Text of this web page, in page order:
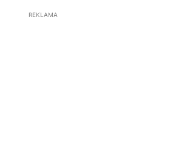
REKLAMA